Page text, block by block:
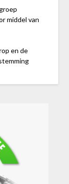
middel van
en de